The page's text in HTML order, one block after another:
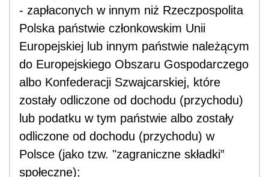
- zapłaconych w innym niż Rzeczpospolita
Polska państwie członkowskim Unii
Europejskiej lub innym państwie należącym
do Europejskiego Obszaru Gospodarczego
albo Konfederacji Szwajcarskiej, które
zostały odliczone od dochodu (przychodu)
lub podatku w tym państwie albo zostały
odliczone od dochodu (przychodu) w
Polsce (jako tzw. "zagraniczne składki”
społeczne);